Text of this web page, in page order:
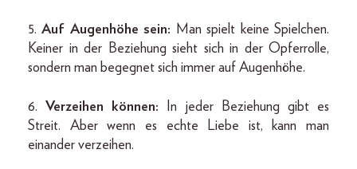
5.Auf Augenhöhe sein: Man spielt keine Spielchen.
Keiner in der Beziehung sieht sich in der Opferrolle,
sondern man begegnet sich immer auf Augenhöhe.
6.Verzeihen können: In jeder Beziehung gibt es
Streit. Aber wenn es echte Liebe ist, kann man
einander verzeihen.